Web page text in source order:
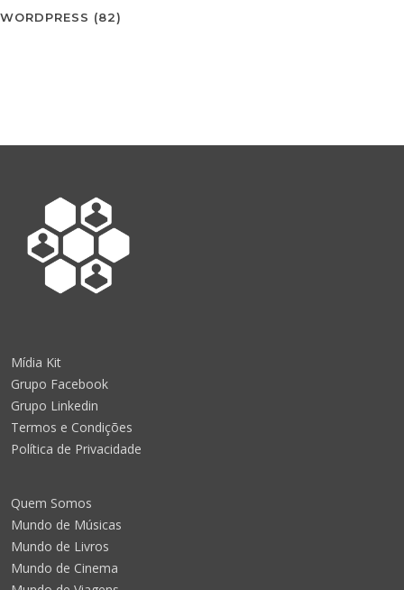
WORDPRESS (82)
Mídia Kit
Grupo Facebook
Grupo Linkedin
Termos e Condições
Política de Privacidade
Quem Somos
Mundo de Músicas
Mundo de Livros
Mundo de Cinema